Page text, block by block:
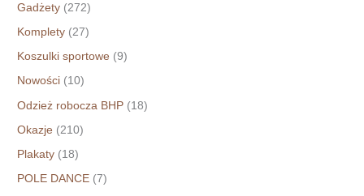
Gadżety (272)
Komplety (27)
Koszulki sportowe (9)
Nowości (10)
Odzież robocza BHP (18)
Okazje (210)
Plakaty (18)
POLE DANCE (7)